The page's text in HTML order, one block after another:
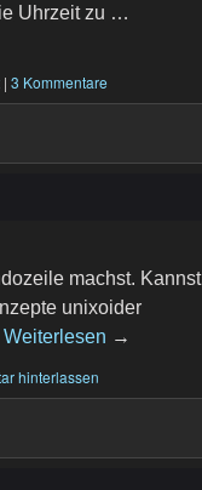
Uhrzeit zu …
| 3 Kommentare
machst. Kannst
unixoider
Weiterlesen →
hinterlassen